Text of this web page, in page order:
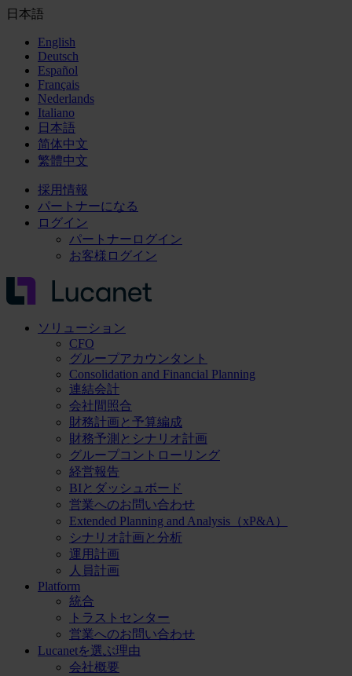
日本語
English
Deutsch
Español
Français
Nederlands
Italiano
日本語
简体中文
繁體中文
採用情報
パートナーになる
ログイン
パートナーログイン
お客様ログイン
ソリューション
CFO
グループアカウンタント
Consolidation and Financial Planning
連結会計
会社間照合
財務計画と予算編成
財務予測とシナリオ計画
グループコントローリング
経営報告
BIとダッシュボード
営業へのお問い合わせ
Extended Planning and Analysis（xP&A）
シナリオ計画と分析
運用計画
人員計画
Platform
統合
トラストセンター
営業へのお問い合わせ
Lucanetを選ぶ理由
会社概要